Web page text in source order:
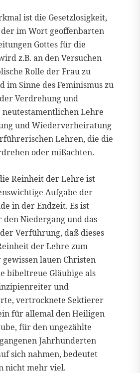
ist die Gesetzlosigkeit,
im Wort geoffenbarten
Gottes für die
z.B. an den Versuchen
Rolle der Frau zu
im Sinne des Feminismus zu
Verdrehung und
Lehre
und Wiederverheiratung
Lehren, die die
oder mißachten.
Reinheit der Lehre ist
Aufgabe der
in der Endzeit. Es ist
Niedergang und das
Verführung, daß dieses
der Lehre zum
lauen Christen
bibeltreue Gläubige als
und
vertrocknete Sektierer
für allemal den Heiligen
für den ungezählte
Jahrhunderten
sich nahmen, bedeutet
nicht mehr viel.